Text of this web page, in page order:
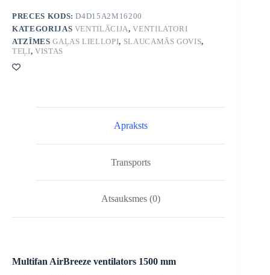
m³/h
quantity
PRECES KODS:D4D15A2M16200
KATEGORIJAS VENTILĀCIJA,VENTILATORI
ATZĪMESGAĻAS LIELLOPI, SLAUCAMĀS GOVIS,
TEĻI, VISTAS
Apraksts
Transports
Atsauksmes (0)
Multifan AirBreeze ventilators 1500 mm